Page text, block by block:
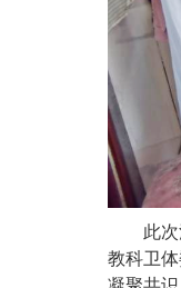
此
教科卫